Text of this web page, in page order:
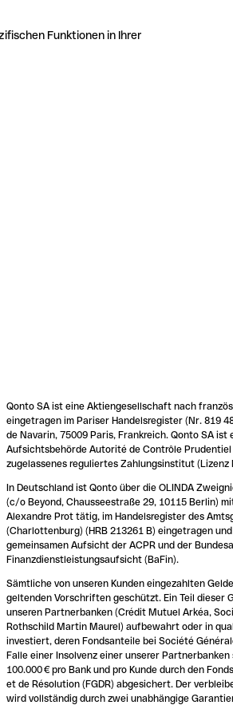
Funktionen in Ihrer
Qonto SA ist eine Aktiengesellschaft nach
eingetragen im Pariser Handelsregister (Nr. 819
de Navarin, 75009 Paris, Frankreich. Qonto SA ist
Aufsichtsbehörde Autorité de Contrôle Prudentiel
zugelassenes reguliertes Zahlungsinstitut (Lizenz
In Deutschland ist Qonto über die OLINDA
(c/o Beyond, Chausseestraße 29, 10115 Berlin)
Alexandre Prot tätig, im Handelsregister des
(Charlottenburg) (HRB 213261 B) eingetragen
gemeinsamen Aufsicht der ACPR und der
Finanzdienstleistungsaufsicht (BaFin).
Sämtliche von unseren Kunden eingezahlten
geltenden Vorschriften geschützt. Ein Teil dieser
unseren Partnerbanken (Crédit Mutuel Arkéa,
Rothschild Martin Maurel) aufbewahrt oder in
investiert, deren Fondsanteile bei Société
Falle einer Insolvenz einer unserer Partnerbanken
100.000 € pro Bank und pro Kunde durch den
et de Résolution (FGDR) abgesichert. Der
wird vollständig durch zwei unabhängige